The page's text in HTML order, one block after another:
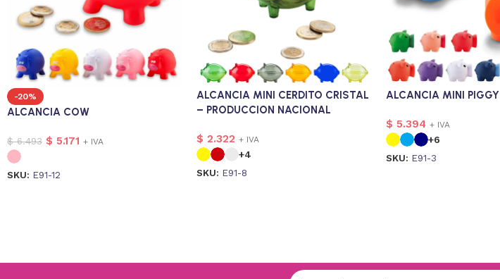
-20%
ALCANCIA COW
$6.493 $ 5.171 + IVA
SKU: E91-12
ALCANCIA MINI CERDITO CRISTAL
– PRODUCCION NACIONAL
$ 2.322 + IVA
+4
SKU: E91-8
ALCANCIA MINI PIGGY
$ 5.394 + IVA
+6
SKU: E91-3